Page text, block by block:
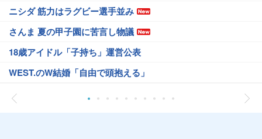
ニシダ 筋力はラグビー選手並み
さんま 夏の甲子園に苦言し物議
18歳アイドル「子持ち」運営公表
WEST.のW結婚「自由で頭抱える」